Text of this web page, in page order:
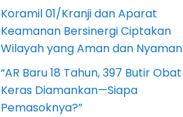
Koramil 01/Kranji dan Aparat
Keamanan Bersinergi Ciptakan
Wilayah yang Aman dan Nyaman
“AR Baru 18 Tahun, 397 Butir Obat
Keras Diamankan—Siapa
Pemasoknya?”